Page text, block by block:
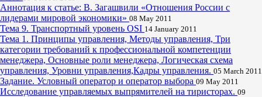
Аннотация к статье: В. Загашвили «Отношения России с
лидерами мировой экономики» 08 May 2011
Тема 9. Транспортный уровень OSI 14 January 2011
Тема 1. Принципы управления, Методы управления, Три
категории требований к профессиональной компетенции
менеджера, Основные роли менеджера, Логическая схема
управления, Уровни управления,Кадры управления. 05 March 2011
Задание. Условный оператор и оператор выбора 09 May 2011
Исследование управляемых выпрямителей на тиристорах. 09